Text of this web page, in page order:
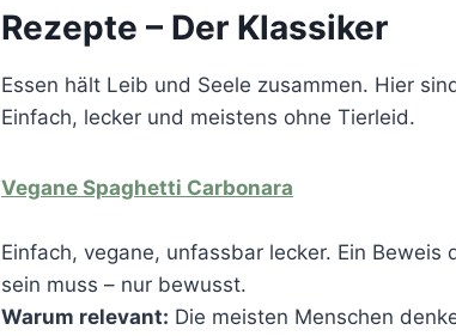
Rezepte – Der Klassiker
Essen hält Leib und Seele zusammen. Hier
Einfach, lecker und meistens ohne Tierleid.
Vegane Spaghetti Carbonara
Einfach, vegane, unfassbar lecker. Ein
sein muss – nur bewusst.
Warum relevant: Die meisten Menschen